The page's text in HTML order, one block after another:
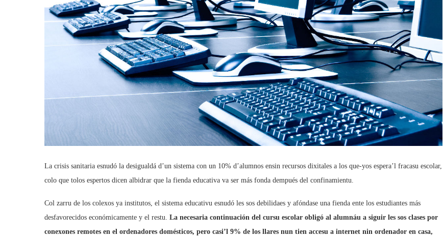
La crisis sanitaria esnudó la desigualdá d’un sistema con un 10% d’alumnos ensin recursos dixitales a los que-yos espera’l fracasu escolar,
colo que tolos espertos dicen albidrar que la fienda educativa va ser más fonda dempués del confinamientu.
Col zarru de los colexos ya institutos, el sistema educativu esnudó les sos debilidaes y afóndase una fienda ente los estudiantes más
desfavorecidos económicamente y el restu. La necesaria continuación del cursu escolar obligó al alumnáu a siguir les sos clases por
conexones remotes en el ordenadores domésticos, pero casi’l 9% de los llares nun tien accesu a internet nin ordenador en casa,